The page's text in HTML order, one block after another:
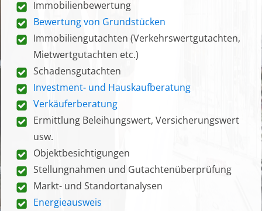
Immobilienbewertung
Bewertung von Grundstücken
Immobiliengutachten (Verkehrswertgutachten,
Mietwertgutachten etc.)
Schadensgutachten
Investment- und Hauskaufberatung
Verkäuferberatung
Ermittlung Beleihungswert, Versicherungswert
usw.
Objektbesichtigungen
Stellungnahmen und Gutachtenüberprüfung
Markt- und Standortanalysen
Energieausweis